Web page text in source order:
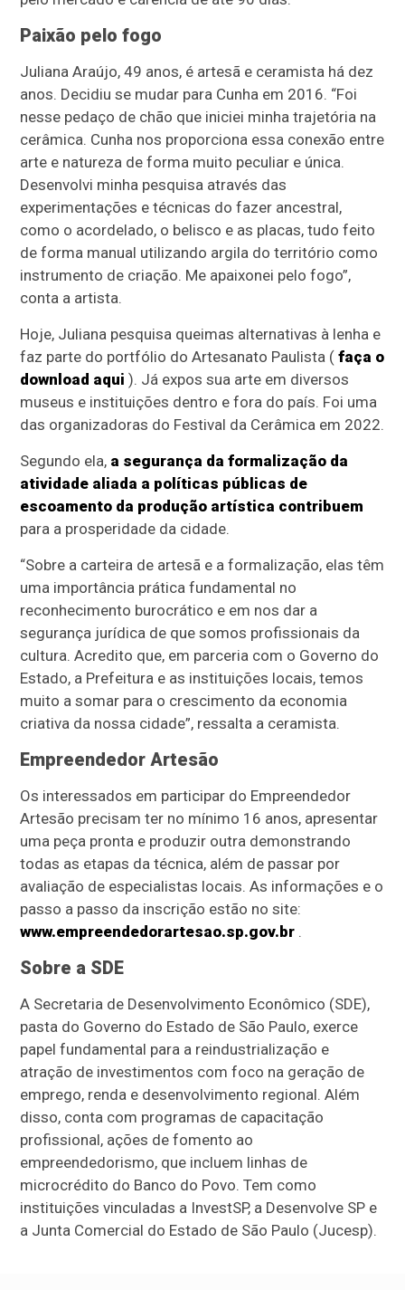
Paixão pelo fogo
Juliana Araújo, 49 anos, é artesã e ceramista há dez
anos. Decidiu se mudar para Cunha em 2016. “Foi
nesse pedaço de chão que iniciei minha trajetória na
cerâmica. Cunha nos proporciona essa conexão entre
arte e natureza de forma muito peculiar e única.
Desenvolvi minha pesquisa através das
experimentações e técnicas do fazer ancestral,
como o acordelado, o belisco e as placas, tudo feito
de forma manual utilizando argila do território como
instrumento de criação. Me apaixonei pelo fogo”,
conta a artista.
Hoje, Juliana pesquisa queimas alternativas à lenha e
faz parte do portfólio do Artesanato Paulista (faça o
download aqui ). Já expos sua arte em diversos
museus e instituições dentro e fora do país. Foi uma
das organizadoras do Festival da Cerâmica em 2022.
Segundo ela, a segurança da formalização da
atividade aliada a políticas públicas de
escoamento da produção artística contribuem
para a prosperidade da cidade.
“Sobre a carteira de artesã e a formalização, elas têm
uma importância prática fundamental no
reconhecimento burocrático e em nos dar a
segurança jurídica de que somos profissionais da
cultura. Acredito que, em parceria com o Governo do
Estado, a Prefeitura e as instituições locais, temos
muito a somar para o crescimento da economia
criativa da nossa cidade”, ressalta a ceramista.
Empreendedor Artesão
Os interessados em participar do Empreendedor
Artesão precisam ter no mínimo 16 anos, apresentar
uma peça pronta e produzir outra demonstrando
todas as etapas da técnica, além de passar por
avaliação de especialistas locais. As informações e o
passo a passo da inscrição estão no site:
www.empreendedorartesao.sp.gov.br .
Sobre a SDE
A Secretaria de Desenvolvimento Econômico (SDE),
pasta do Governo do Estado de São Paulo, exerce
papel fundamental para a reindustrialização e
atração de investimentos com foco na geração de
emprego, renda e desenvolvimento regional. Além
disso, conta com programas de capacitação
profissional, ações de fomento ao
empreendedorismo, que incluem linhas de
microcrédito do Banco do Povo. Tem como
instituições vinculadas a InvestSP, a Desenvolve SP e
a Junta Comercial do Estado de São Paulo (Jucesp).